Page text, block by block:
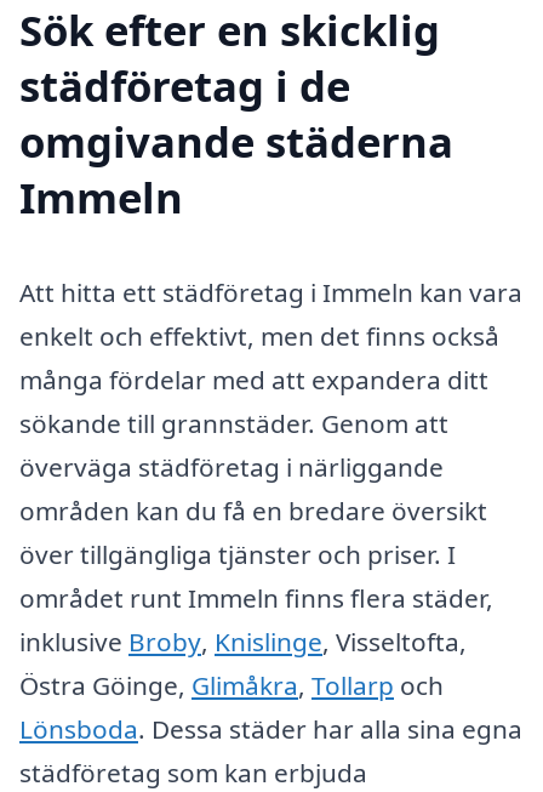
Sök efter en skicklig
städföretag i de
omgivande städerna
Immeln
Att hitta ett städföretag i Immeln kan vara
enkelt och effektivt, men det finns också
många fördelar med att expandera ditt
sökande till grannstäder. Genom att
överväga städföretag i närliggande
områden kan du få en bredare översikt
över tillgängliga tjänster och priser. I
området runt Immeln finns flera städer,
inklusive Broby, Knislinge, Visseltofta,
Östra Göinge, Glimåkra, Tollarp och
Lönsboda. Dessa städer har alla sina egna
städföretag som kan erbjuda